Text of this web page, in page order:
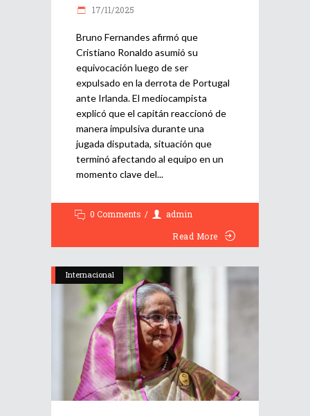
17/11/2025
Bruno Fernandes afirmó que
Cristiano Ronaldo asumió su
equivocación luego de ser
expulsado en la derrota de Portugal
ante Irlanda. El mediocampista
explicó que el capitán reaccionó de
manera impulsiva durante una
jugada disputada, situación que
terminó afectando al equipo en un
momento clave del
0 Comments
admin
Read More
Internacional